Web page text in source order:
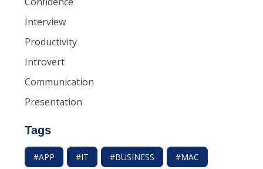
Interview
Productivity
Introvert
Communication
Presentation
Tags
#APP #IT #BUSINESS #MAC